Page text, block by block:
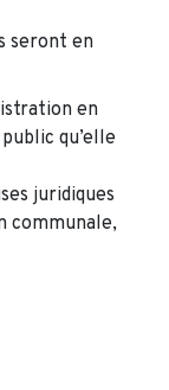
seront en
en
qu’elle
juridiques
communale,